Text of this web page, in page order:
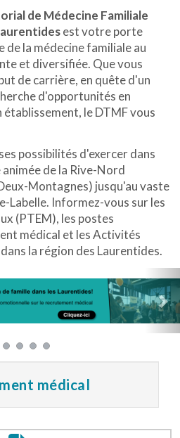
de Médecine Familiale
est votre porte
la médecine familiale au
et diversifiée. Que vous
de carrière, en quête d'un
d'opportunités en
établissement, le DTMF vous
possibilités d'exercer dans
animée de la Rive-Nord
Montagnes) jusqu'au vaste
Informez-vous sur les
(PTEM), les postes
médical et les Activités
la région des Laurentides.
médical